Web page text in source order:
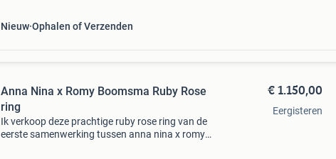
Nieuw Ophalen of Verzenden
Anna Nina x Romy Boomsma Ruby Rose
ring
Ik verkoop deze prachtige ruby rose ring van de
eerste samenwerking tussen anna nina x romy
€ 1.150,00
Eergisteren